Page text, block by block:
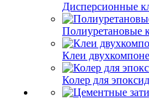
Дисперсионные
Полиуретановые
Клеи
Колер для